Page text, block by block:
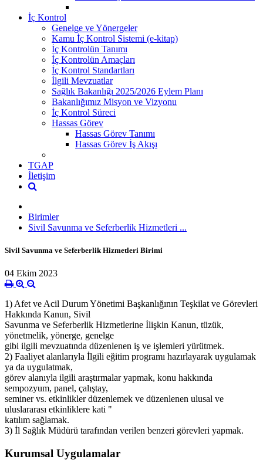
İç Kontrol
Genelge ve Yönergeler
Kamu İç Kontrol Sistemi (e-kitap)
İç Kontrolün Tanımı
İç Kontrolün Amaçları
İç Kontrol Standartları
İlgili Mevzuatlar
Sağlık Bakanlığı 2025/2026 Eylem Planı
Bakanlığımız Misyon ve Vizyonu
İç Kontrol Süreci
Hassas Görev
Hassas Görev Tanımı
Hassas Görev İş Akışı
TGAP
İletişim
Birimler
Sivil Savunma ve Seferberlik Hizmetleri ...
Sivil Savunma ve Seferberlik Hizmetleri Birimi
04 Ekim 2023
1) Afet ve Acil Durum Yönetimi Başkanlığının Teşkilat ve Görevleri
Hakkında Kanun, Sivil
Savunma ve Seferberlik Hizmetlerine İlişkin Kanun, tüzük,
yönetmelik, yönerge, genelge
gibi ilgili mevzuatında düzenlenen iş ve işlemleri yürütmek.
2) Faaliyet alanlarıyla İlgili eğitim programı hazırlayarak uygulamak
ya da uygulatmak,
görev alanıyla ilgili araştırmalar yapmak, konu hakkında
sempozyum, panel, çalıştay,
seminer vs. etkinlikler düzenlemek ve düzenlenen ulusal ve
uluslararası etkinliklere kati "
katılım sağlamak.
3) İl Sağlık Müdürü tarafından verilen benzeri görevleri yapmak.
Kurumsal Uygulamalar